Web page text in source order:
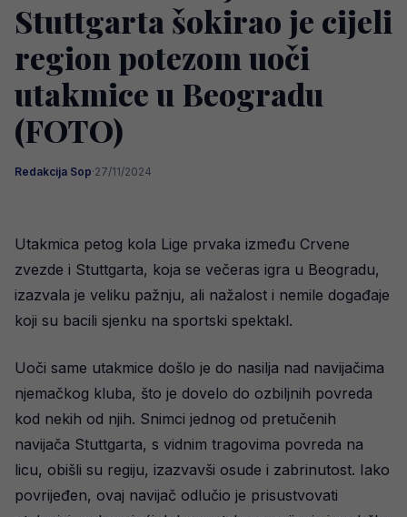
Stuttgarta šokirao je cijeli
region potezom uoči
utakmice u Beogradu
(FOTO)
Redakcija Sop·27/11/2024
Utakmica petog kola Lige prvaka između Crvene
zvezde i Stuttgarta, koja se večeras igra u Beogradu,
izazvala je veliku pažnju, ali nažalost i nemile događaje
koji su bacili sjenku na sportski spektakl.
Uoči same utakmice došlo je do nasilja nad navijačima
njemačkog kluba, što je dovelo do ozbiljnih povreda
kod nekih od njih. Snimci jednog od pretučenih
navijača Stuttgarta, s vidnim tragovima povreda na
licu, obišli su regiju, izazvavši osude i zabrinutost. Iako
povrijeđen, ovaj navijač odlučio je prisustvovati